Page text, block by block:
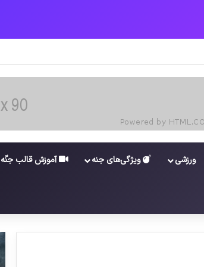
توزیع واکسن از سوی اتحادیه کوواکس
ورزشی ویژگی‌های جنه آموزش قالب جنّه